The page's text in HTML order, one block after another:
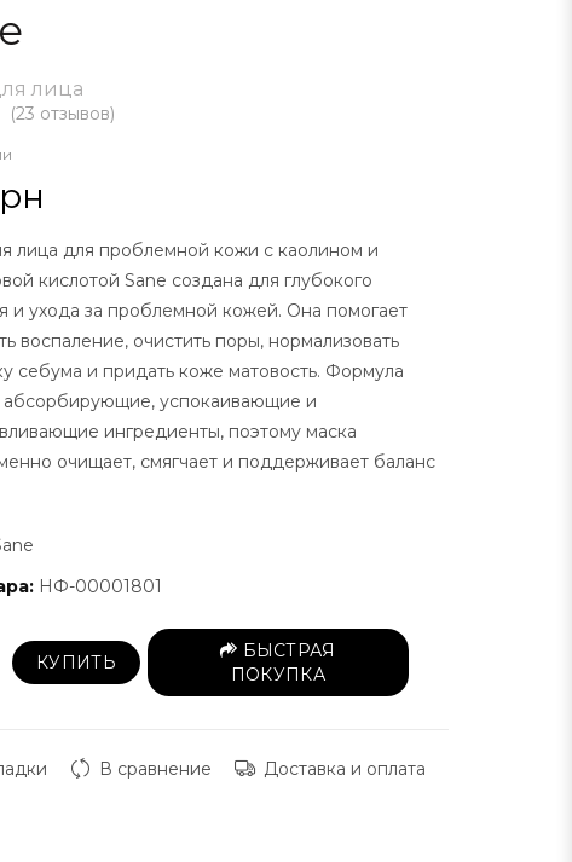
лица
(23 отзывов)
лица для проблемной кожи с каолином и
кислотой Sane создана для глубокого
и ухода за проблемной кожей. Она помогает
воспаление, очистить поры, нормализовать
себума и придать коже матовость. Формула
абсорбирующие, успокаивающие и
ингредиенты, поэтому маска
очищает, смягчает и поддерживает баланс
НФ-00001801
КУПИТЬ
БЫСТРАЯ
ПОКУПКА
В сравнение Доставка и оплата